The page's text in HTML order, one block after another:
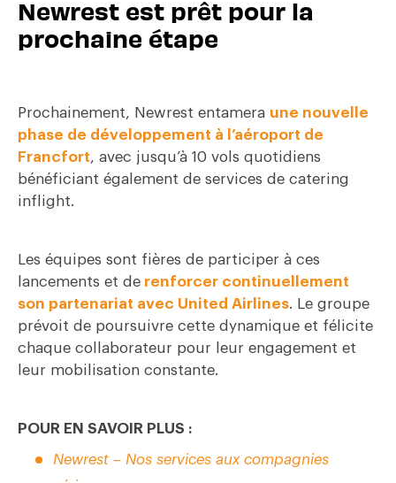
Newrest est prêt pour la
prochaine étape
Prochainement, Newrest entamera une nouvelle
phase de développement à l’aéroport de
Francfort, avec jusqu’à 10 vols quotidiens
bénéficiant également de services de catering
inflight.
Les équipes sont fières de participer à ces
lancements et de renforcer continuellement
son partenariat avec United Airlines. Le groupe
prévoit de poursuivre cette dynamique et félicite
chaque collaborateur pour leur engagement et
leur mobilisation constante.
POUR EN SAVOIR PLUS :
Newrest – Nos services aux compagnies